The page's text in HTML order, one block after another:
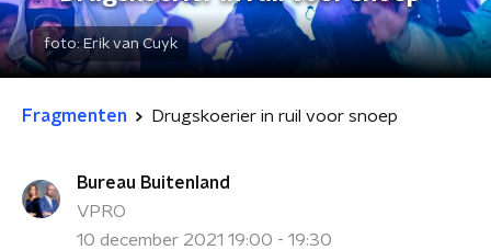
foto: Erik van Cuyk
Fragmenten Drugskoerier in ruil voor snoep
Bureau Buitenland
VPRO
10 december 2021 19:00 - 19:30